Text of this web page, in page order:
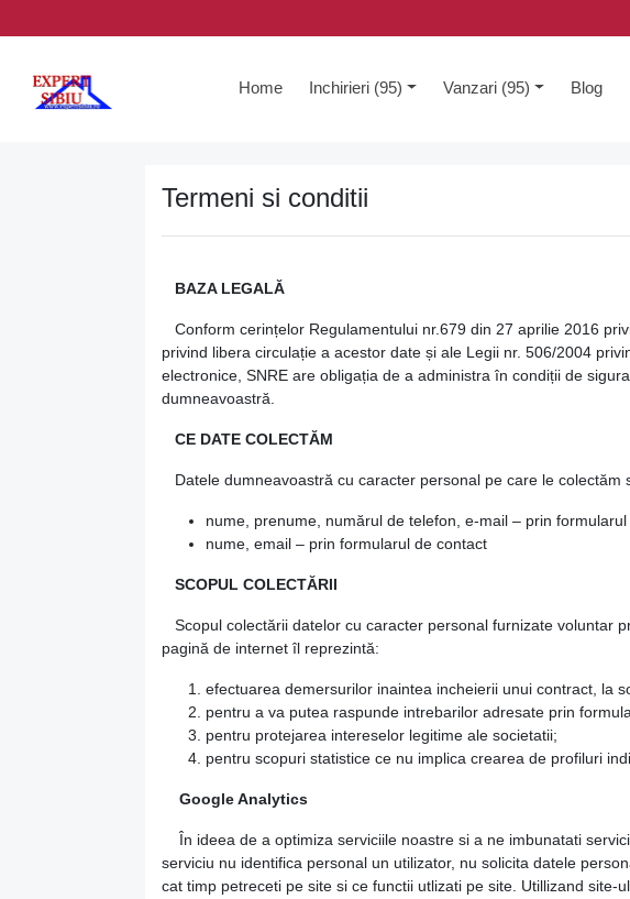
Home(current)
Inchirieri (95) Vanzari (95) Blog
Termeni si conditii
BAZA LEGALĂ
Conform cerințelor Regulamentului nr.679 din 27 aprilie 2016
privind libera circulație a acestor date și ale Legii nr. 506/2004
electronice, SNRE are obligația de a administra în condiții de
dumneavoastră.
CE DATE COLECTĂM
Datele dumneavoastră cu caracter personal pe care le colectăm
nume, prenume, numărul de telefon, e-mail – prin
nume, email – prin formularul de contact
SCOPUL COLECTĂRII
Scopul colectării datelor cu caracter personal furnizate voluntar
pagină de internet îl reprezintă:
efectuarea demersurilor inaintea incheierii unui contract, la
pentru a va putea raspunde intrebarilor adresate prin
pentru protejarea intereselor legitime ale societatii;
pentru scopuri statistice ce nu implica crearea de profiluri
Google Analytics
În ideea de a optimiza serviciile noastre si a ne imbunatati
serviciu nu identifica personal un utilizator, nu solicita datele
cat timp petreceti pe site si ce functii utlizati pe site. Utillizand